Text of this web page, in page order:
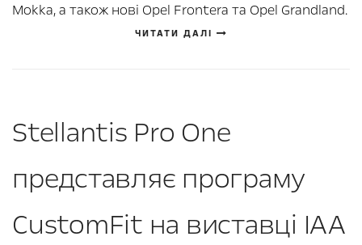
Mokka, а також нові Opel Frontera та Opel Grandland.
ЧИТАТИ ДАЛІ
Stellantis Pro One
представляє програму
CustomFit на виставці IAA